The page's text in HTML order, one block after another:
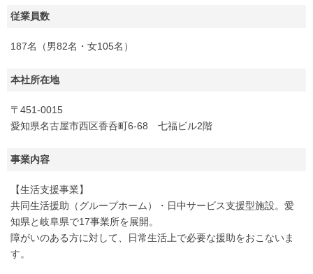
従業員数
187名（男82名・女105名）
本社所在地
〒451-0015
愛知県名古屋市西区香呑町6-68 七福ビル2階
事業内容
【生活支援事業】
共同生活援助（グループホーム）・日中サービス支援型施設。愛
知県と岐阜県で17事業所を展開。
障がいのある方に対して、日常生活上で必要な援助をおこないま
す。